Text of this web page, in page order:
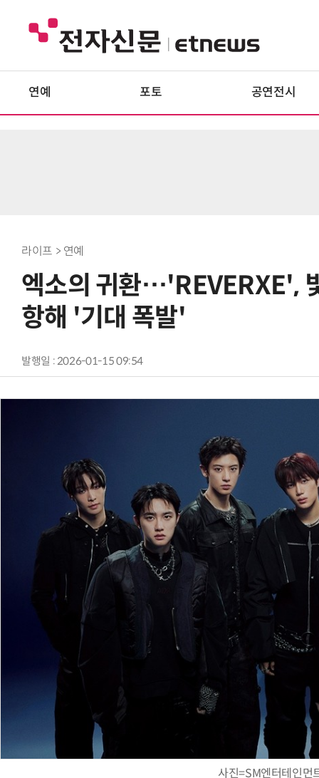
연예 포토 공연전시
라이프 > 연예
엑소의 귀환…'REVERXE',
항해 '기대 폭발'
발행일 : 2026-01-15 09:54
사진=SM엔터테인먼
AI Native Enterprise를 지원하는 AI Ready Data